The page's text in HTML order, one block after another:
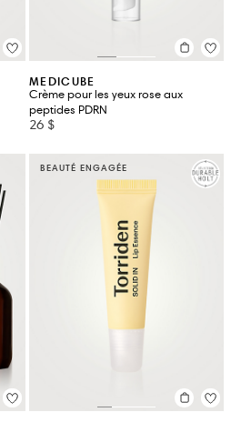
MEDICUBE
Crème pour les yeux rose aux
peptides PDRN
26 $
BEAUTÉ ENGAGÉE